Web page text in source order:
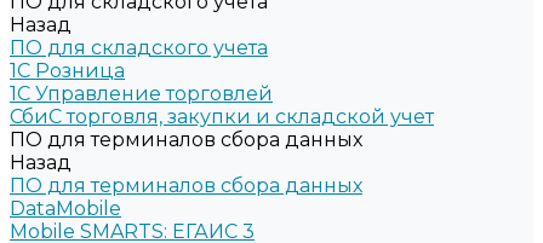
Назад
ПО для складского учета
1C Розница
1С Управление торговлей
СбиС торговля, закупки и складской учет
ПО для терминалов сбора данных
Назад
ПО для терминалов сбора данных
DataMobile
Mobile SMARTS: ЕГАИС 3